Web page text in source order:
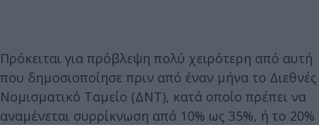
Πρόκειται για πρόβλεψη πολύ χειρότερη από αυτή
που δημοσιοποίησε πριν από έναν μήνα το Διεθνές
Νομισματικό Ταμείο (ΔΝΤ), κατά οποίο πρέπει να
αναμένεται συρρίκνωση από 10% ως 35%, ή το 20%